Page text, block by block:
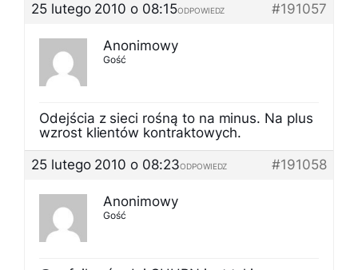
25 lutego 2010 o 08:15
#191057
ODPOWIEDZ
Anonimowy
Gość
Odejścia z sieci rośną to na minus. Na plus
wzrost klientów kontraktowych.
25 lutego 2010 o 08:23
#191058
ODPOWIEDZ
Anonimowy
Gość